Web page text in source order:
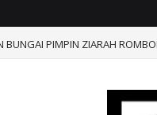
BUNGAI PIMPIN ZIARAH